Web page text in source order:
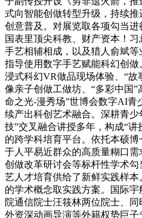
式向智能创做转型升级，持续
创意普及。对展览取各项勾当
国表里顶尖科教、财产资本！习
手艺相辅相成，以及猎人俞斌等
指导使用数字手艺赋能科幻创
浸式科幻VR做品现场体验、“
像亲子创做工做坊、“多彩中国
命之光-漫秀场”世博会数字AI青
续产出科创艺术融合。深耕青
技”交叉融合讲授多年，构成“
的跨学科培育平台。依托本硕
于人平易近群众的高质量糊口
创做改革研讨会等标杆性学术
艺人才培育供给了新鲜实践样
的学术概念取实践方案。国际
院通信院士汪筱林两位院士、
外资深动画导演等外籍权势巨